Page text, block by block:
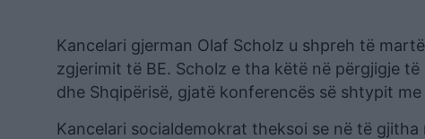
Kancelari gjerman Olaf Scholz u shpreh të
zgjerimit të BE. Scholz e tha këtë në përgjigje
dhe Shqipërisë, gjatë konferencës së shtypit
Kancelari socialdemokrat theksoi se në të